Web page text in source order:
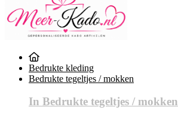
Bedrukte kleding
Bedrukte tegeltjes / mokken
In Bedrukte tegeltjes / mokken